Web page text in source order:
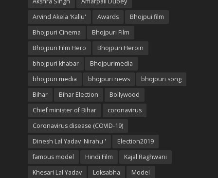
Arvind Akela 'Kallu'
Awards
Bhojpui film
Bhojpuri Cinema
Bhojpuri Film
Bhojpuri Film Hero
Bhojpuri Heroin
bhojpuri khabar
Bhojpurimedia
bhojpuri media
bhojpuri news
bhojpuri song
Bihar
Bihar Election
Bollywood
Chief minister of Bihar
coronavirus
Coronavirus disease (COVID-19)
Dinesh Lal Yadav 'Nirahu '
Election2019
famous model
Hindi Film
Kajal Raghwani
Khesari Lal Yadav
Loksabha Model